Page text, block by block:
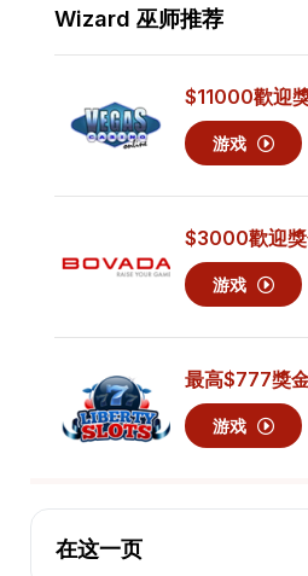
Wizard 巫师推荐
$11000歡迎
游戏
$3000歡迎
游戏
最高$777獎
游戏
在这一页